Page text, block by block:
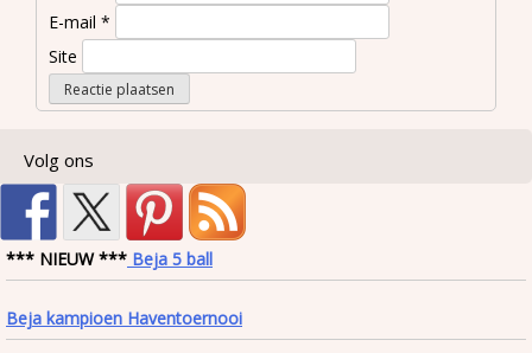
E-mail *
Site
Volg ons
*** NIEUW *** Beja 5 ball
Beja kampioen Haventoernooi